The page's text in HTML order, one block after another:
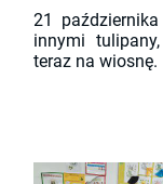
21
innymi
teraz na wiosnę.